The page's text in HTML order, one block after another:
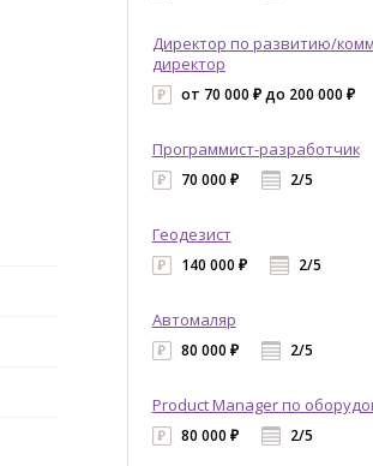
Директор по развитию/
директор
от 70 000 ₽ до 200 000 ₽
Программист-разработчик
70 000 ₽ 2/5
Геодезист
140 000 ₽ 2/5
Автомаляр
80 000 ₽ 2/5
Product Manager по
80 000 ₽ 2/5